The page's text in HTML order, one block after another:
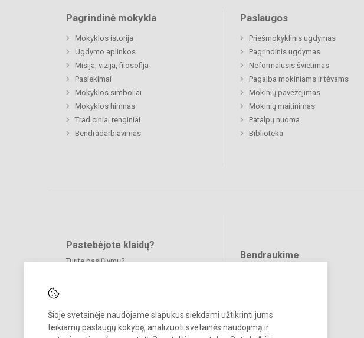
Šioje svetainėje naudojame slapukus siekdami užtikrinti jums
teikiamų paslaugų kokybę, analizuoti svetainės naudojimą ir
Pagrindinė mokykla
Mokyklos istorija
Ugdymo aplinkos
Misija, vizija, filosofija
Pasiekimai
Mokyklos simboliai
Mokyklos himnas
Tradiciniai renginiai
Bendradarbiavimas
Paslaugos
Priešmokyklinis ugdymas
Pagrindinis ugdymas
Neformalusis švietimas
Pagalba mokiniams ir tėvams
Mokinių pavėžėjimas
Mokinių maitinimas
Patalpų nuoma
Biblioteka
Pastebėjote klaidų?
Turite pasiūlymų?
Bendraukime